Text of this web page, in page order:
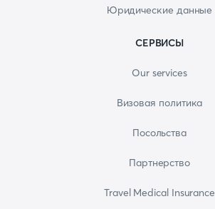
Юридические данные
СЕРВИСЫ
Our services
Визовая политика
Посольства
Партнерство
Travel Medical Insurance